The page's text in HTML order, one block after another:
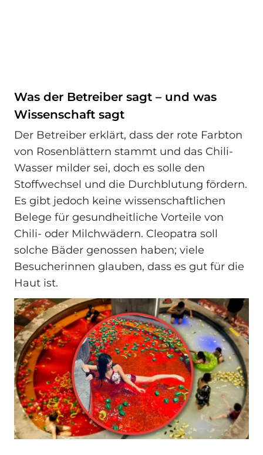
Was der Betreiber sagt – und was
Wissenschaft sagt
Der Betreiber erklärt, dass der rote Farbton
von Rosenblättern stammt und das Chili-
Wasser milder sei, doch es solle den
Stoffwechsel und die Durchblutung fördern.
Es gibt jedoch keine wissenschaftlichen
Belege für gesundheitliche Vorteile von
Chili- oder Milchwädern. Cleopatra soll
solche Bäder genossen haben; viele
Besucherinnen glauben, dass es gut für die
Haut ist.